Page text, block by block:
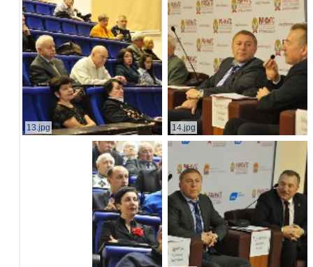
13.jpg 14.jpg